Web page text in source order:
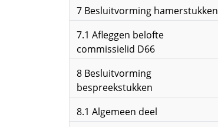
7 Besluitvorming hamerstukken
7.1 Afleggen belofte
commissielid D66
8 Besluitvorming
bespreekstukken
8.1 Algemeen deel